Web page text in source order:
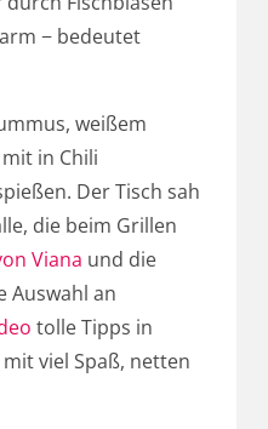
− bedeutet
weißem
in Chili
Der Tisch sah
die beim Grillen
Viana und die
Auswahl an
tolle Tipps in
viel Spaß, netten